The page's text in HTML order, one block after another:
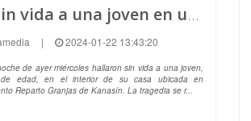
Hallan sin vida a una joven en un predio de Kanasín
| 2024-01-22 13:43:20
de ayer miércoles hallaron sin vida a una joven,
edad, en el interior de su casa ubicada en
Reparto Granjas de Kanasín. La tragedia se r...